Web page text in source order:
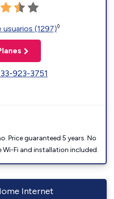
usuarios (1297)◊
923-3751
Price guaranteed 5 years. No
Fi and installation included.
Internet